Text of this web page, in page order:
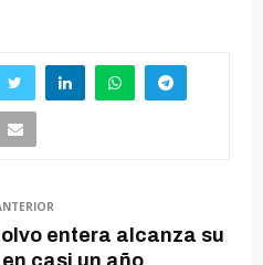
entera alcanza su